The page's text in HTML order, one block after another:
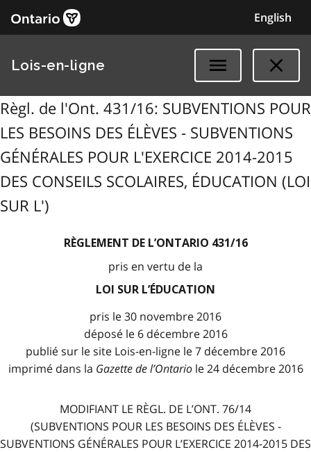
English
Lois-en-ligne
Règl. de l'Ont. 431/16: SUBVENTIONS POUR
LES BESOINS DES ÉLÈVES - SUBVENTIONS
GÉNÉRALES POUR L'EXERCICE 2014-2015
DES CONSEILS SCOLAIRES, ÉDUCATION (LOI
SUR L')
RÈGLEMENT DE L’ONTARIO 431/16
pris en vertu de la
LOI SUR L’ÉDUCATION
pris le 30 novembre 2016
déposé le 6 décembre 2016
publié sur le site Lois-en-ligne le 7 décembre 2016
imprimé dans la Gazette de l’Ontariole 24 décembre 2016
MODIFIANT LE RÈGL. DE L’ONT. 76/14
(SUBVENTIONS POUR LES BESOINS DES ÉLÈVES -
SUBVENTIONS GÉNÉRALES POUR L’EXERCICE 2014-2015 DES